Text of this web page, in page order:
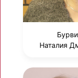
Наталия